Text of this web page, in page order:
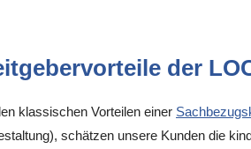
der
klassischen Vorteilen einer
schätzen unsere Kunden die